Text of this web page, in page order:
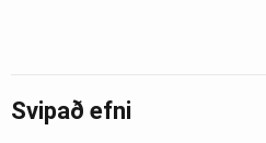
Svipað efni